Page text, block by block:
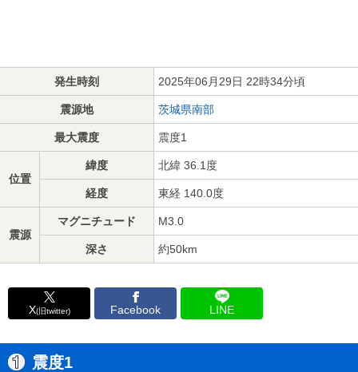
発生時刻 2025年06月29日 22時34分頃
震源地 茨城県南部
最大震度 震度1
位置
緯度 北緯 36.1度
経度 東経 140.0度
震源
マグニチュード M3.0
深さ 約50km
X(旧twitter) Facebook LINE
震度1